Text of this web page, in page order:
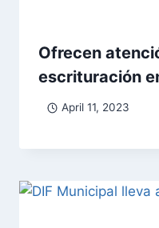
Ofrecen
escrituración
April 11, 2023